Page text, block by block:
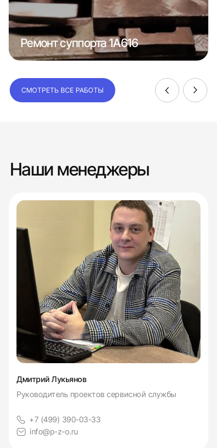
Ремонт суппорта 1А616
СМОТРЕТЬ ВСЕ РАБОТЫ
Наши менеджеры
Дмитрий Лукьянов
Руководитель проектов сервисной службы
+7 (499) 390-03-33
info@p-z-o.ru